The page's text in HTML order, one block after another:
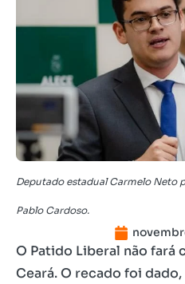
Deputado estadual Carmelo Neto
Pablo Cardoso.
O Patido Liberal não fará
Ceará. O recado foi